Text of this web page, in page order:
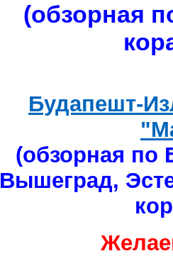
(обзорная
Будапешт-
(обзорная по
Вышеград,